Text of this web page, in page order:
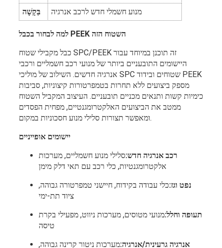
בַּקָשָׁה
מנוע חשמלי חדש לרכב אנרגיה
למה לבחור בכבל PEEK השטוח הזה
כבל מקבילי שטוח SPC/PEEK זה תוכנן במיוחד עבור
היישומים התובעניים ביותר של מנועי רכב חשמליים ורכבי
אנרגיה חדשים. השילוב של מוליכי SPC שטוחים ובידוד PEEK
מספק ביצועים ללא תחרות בטמפרטורות קיצוניות, סביבות
כימיות קשות ותנאים מכניים תובעניים. העיצוב המקביל השטוח
ממטב את הביצועים האלקטרומגנטיים, מפחית הפסדים
ומאפשר תצורות סלילי מנוע חסכוניות במקום.
יישומים אופייניים
רכב אנרגיה חדש:סלילי מנוע חשמליים, מערכות
אלקטרומגנטיות, כלי רכב עם תאי דלק מימן
נפט וגז:כלי עבודה בקידוח, חיישני טמפרטורה גבוהה,
ציוד תת-ימי
תעופה וחלל:מנועי מטוסים, מערכות ניווט, מפעילי בקרת
טיסה
אנרגיה גרעינית/אנרגיה:מערכות ניטור קרינה גבוהה,